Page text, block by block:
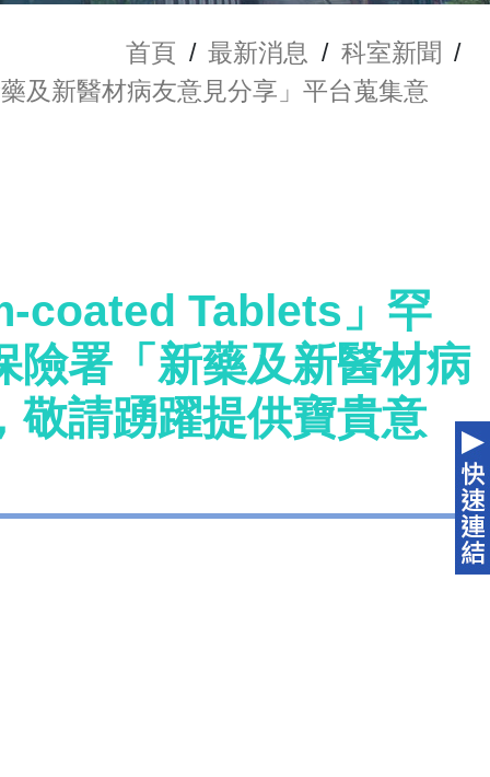
首頁 / 最新消息 / 科室新聞 /
及新醫材病友意見分享」平台蒐集意
coated Tablets」罕
險署「新藥及新醫材病
敬請踴躍提供寶貴意